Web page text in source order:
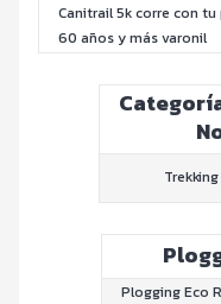
Canitrail 5k corre con tu
60 años y más varonil
Plogging Eco